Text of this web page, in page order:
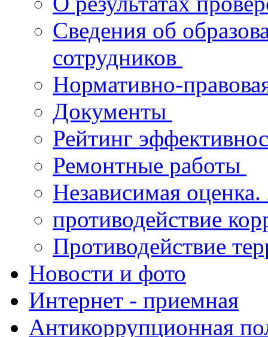
Сведения об
сотрудников
Нормативно-
Документы
Рейтинг
Ремонтные работы
Независимая
противодействие
Противодействие
Новости и фото
Интернет - приемная
Антикоррупционная